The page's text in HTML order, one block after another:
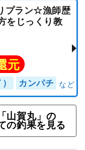
プラン☆漁師歴
をじっくり教
元
カンパチ
「山賀丸」の
の釣果を見る